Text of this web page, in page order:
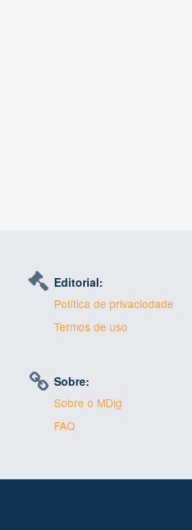
Editorial:
Política de privaciodade
Termos de uso
Sobre:
Sobre o MDig
FAQ